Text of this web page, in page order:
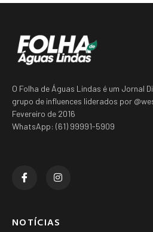
O Folha de Águas Lindas é um Jornal
grupo de influences liderados por
Fevereiro de 2016
WhatsApp: (61) 99991-5909
NOTÍCIAS